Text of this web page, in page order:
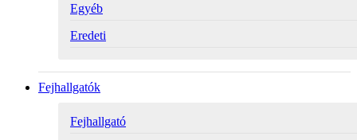
Egyéb
Eredeti
Fejhallgatók
Fejhallgató